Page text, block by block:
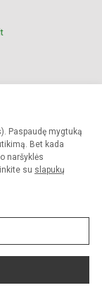
Paspaudę mygtuką
Bet kada
naršyklės
su slapukų
griežtai draudžiama.